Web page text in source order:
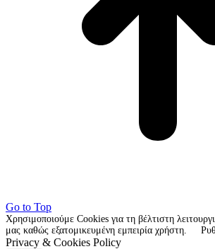
Go to Top
Χρησιμοποιούμε Cookies για τη βέλτιστη
μας καθώς εξατομικευμένη εμπειρία χρήστη.
Privacy & Cookies Policy